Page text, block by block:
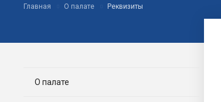
Главная О палате Реквизиты
О палате